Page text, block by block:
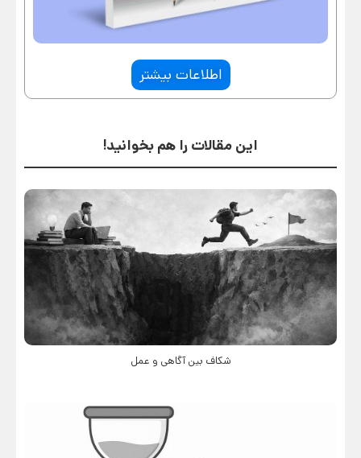
اطلاعات بیشتر
این مقالات را هم بخوانید!
شکاف بین آگاهی و عمل